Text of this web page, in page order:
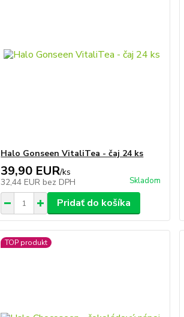
Halo Gonseen VitaliTea - čaj 24 ks
39,90 EUR/ks
32,44 EUR bez DPH Skladom
Pridať do košíka
TOP produkt